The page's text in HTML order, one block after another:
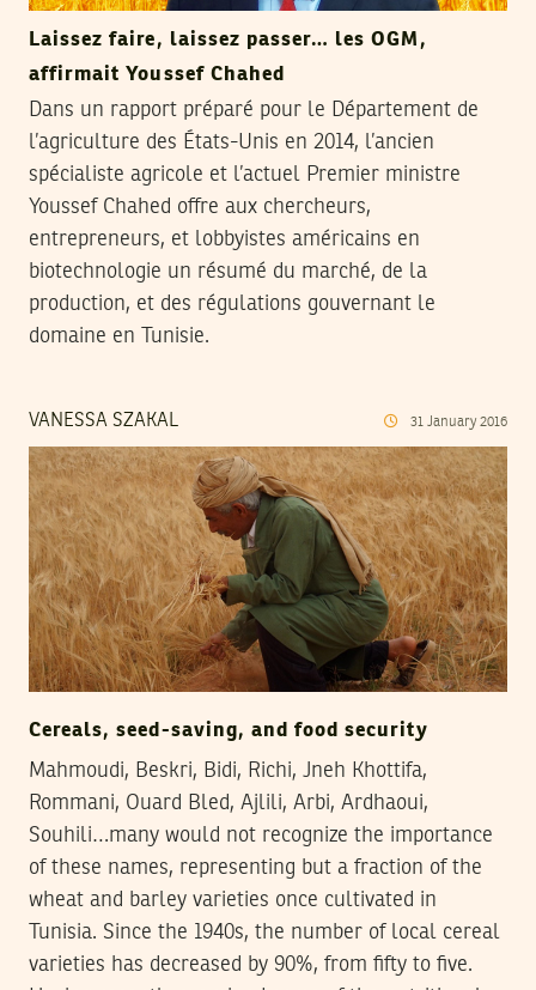
Laissez faire, laissez passer… les OGM,
affirmait Youssef Chahed
Dans un rapport préparé pour le Département de
l’agriculture des États-Unis en 2014, l’ancien
spécialiste agricole et l’actuel Premier ministre
Youssef Chahed offre aux chercheurs,
entrepreneurs, et lobbyistes américains en
biotechnologie un résumé du marché, de la
production, et des régulations gouvernant le
domaine en Tunisie.
VANESSA SZAKAL 31 January 2016
Cereals, seed-saving, and food security
Mahmoudi, Beskri, Bidi, Richi, Jneh Khottifa,
Rommani, Ouard Bled, Ajlili, Arbi, Ardhaoui,
Souhili…many would not recognize the importance
of these names, representing but a fraction of the
wheat and barley varieties once cultivated in
Tunisia. Since the 1940s, the number of local cereal
varieties has decreased by 90%, from fifty to five.